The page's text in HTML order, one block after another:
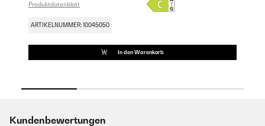
Produktdatenblatt
ARTIKELNUMMER: 10045050
In den Warenkorb
Kundenbewertungen